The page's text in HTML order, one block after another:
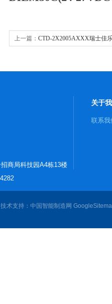
上一篇： CTD-2X2005AXXX瑞士佳
商局科技园A4栋13楼
关于
联系我
术支持： 中国智能制造网